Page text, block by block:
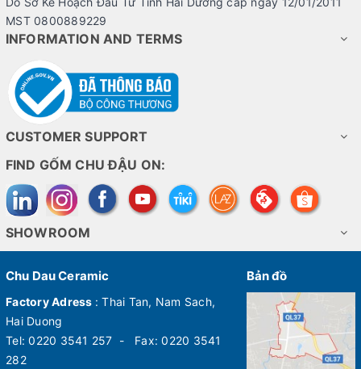
MST 0800889229
INFORMATION AND TERMS
CUSTOMER SUPPORT
FIND GỐM CHU ĐẬU ON:
SHOWROOM
Chu Dau Ceramic
Factory Adress : Thai Tan, Nam Sach,
Hai Duong
Tel: 0220 3541 257 - Fax: 0220 3541
282
Bản đồ